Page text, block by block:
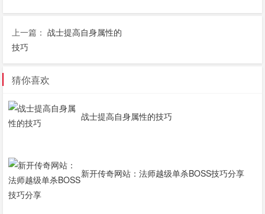
上一篇： 战士提高自身属性的
技巧
猜你喜欢
战士提高自身属性的技巧
新开传奇网站：法师越级单杀BOSS技巧分享